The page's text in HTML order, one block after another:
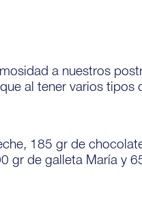
a nuestros
al tener varios
185 gr de
gr de galleta María y